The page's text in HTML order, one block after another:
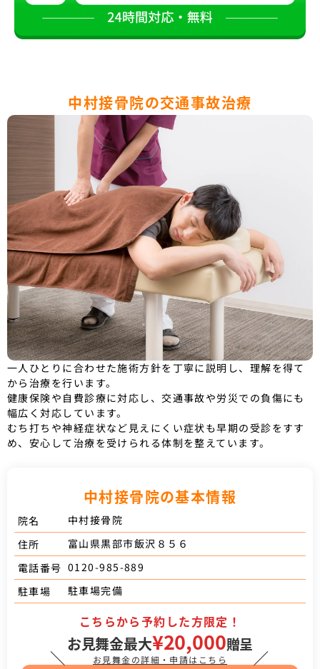
中村接骨院の交通事故治療
一人ひとりに合わせた施術方針を丁寧に説明し、理解を得て
から治療を行います。
健康保険や自費診療に対応し、交通事故や労災での負傷にも
幅広く対応しています。
むち打ちや神経症状など見えにくい症状も早期の受診をすす
め、安心して治療を受けられる体制を整えています。
中村接骨院の基本情報
院名
中村接骨院
住所
富山県黒部市飯沢８５６
電話番号 0120-985-889
駐車場
駐車場完備
＼
こちらから予約した方限定！
お見舞金最大¥20,000贈呈
お見舞金の詳細・申請はこちら ／